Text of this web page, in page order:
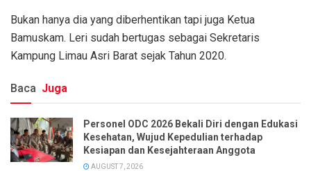
Bukan hanya dia yang diberhentikan tapi juga Ketua
Bamuskam. Leri sudah bertugas sebagai Sekretaris
Kampung Limau Asri Barat sejak Tahun 2020.
Baca Juga
Personel ODC 2026 Bekali Diri dengan Edukasi
Kesehatan, Wujud Kepedulian terhadap
Kesiapan dan Kesejahteraan Anggota
AUGUST 7, 2026